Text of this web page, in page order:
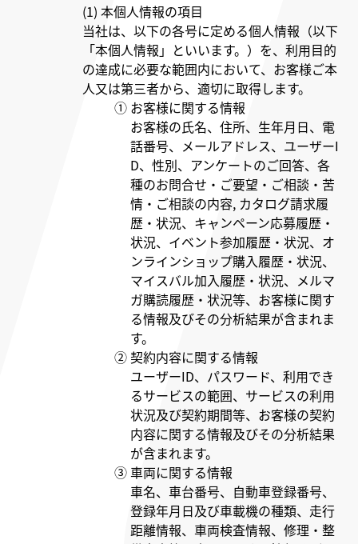
(1) 本個人情報の項目
当社は、以下の各号に定める個人情報（以下
「本個人情報」といいます。）を、利用目的
の達成に必要な範囲内において、お客様ご本
人又は第三者から、適切に取得します。
① お客様に関する情報
お客様の氏名、住所、生年月日、電
話番号、メールアドレス、ユーザーI
D、性別、アンケートのご回答、各
種のお問合せ・ご要望・ご相談・苦
情・ご相談の内容, カタログ請求履
歴・状況、キャンペーン応募履歴・
状況、イベント参加履歴・状況、オ
ンラインショップ購入履歴・状況、
マイスバル加入履歴・状況、メルマ
ガ購読履歴・状況等、お客様に関す
る情報及びその分析結果が含まれま
す。
② 契約内容に関する情報
ユーザーID、パスワード、利用でき
るサービスの範囲、サービスの利用
状況及び契約期間等、お客様の契約
内容に関する情報及びその分析結果
が含まれます。
③ 車両に関する情報
車名、車台番号、自動車登録番号、
登録年月日及び車載機の種類、走行
距離情報、車両検査情報、修理・整